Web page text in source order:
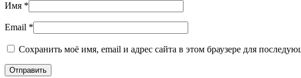
Имя *
Email *
Сохранить моё имя, email и адрес сайта в этом браузере для